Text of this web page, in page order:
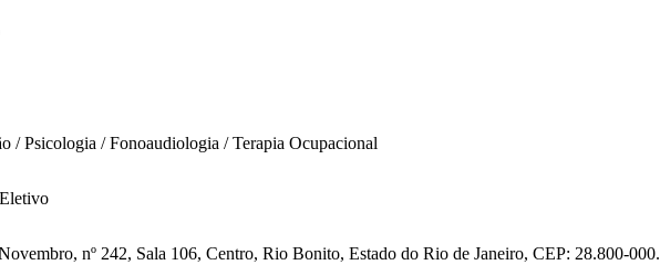
/ Psicologia / Fonoaudiologia / Terapia Ocupacional
Eletivo
nº 242, Sala 106, Centro, Rio Bonito, Estado do Rio de Janeiro, CEP: 28.800-000.